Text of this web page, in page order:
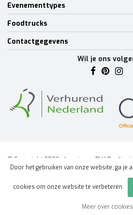
Evenementtypes
Foodtrucks
Contactgegevens
Wil je ons
© Copyright 2026 - Lumineux BV | Realisatie
Algemene voorwaarden|Disclaimer|
Door het gebruiken van onze website, ga je
cookies om onze website te verbeteren.
Meer over